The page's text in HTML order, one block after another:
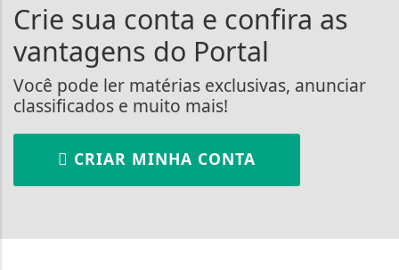
Crie sua conta e confira as
vantagens do Portal
Você pode ler matérias exclusivas, anunciar
classificados e muito mais!
CRIAR MINHA CONTA